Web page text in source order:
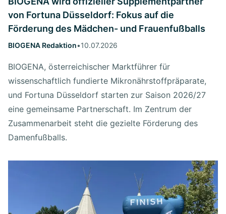
von Fortuna Düsseldorf: Fokus auf die
Förderung des Mädchen- und Frauenfußballs
BIOGENA Redaktion•10.07.2026
BIOGENA, österreichischer Marktführer für
wissenschaftlich fundierte Mikronährstoffpräparate,
und Fortuna Düsseldorf starten zur Saison 2026/27
eine gemeinsame Partnerschaft. Im Zentrum der
Zusammenarbeit steht die gezielte Förderung des
Damenfußballs.